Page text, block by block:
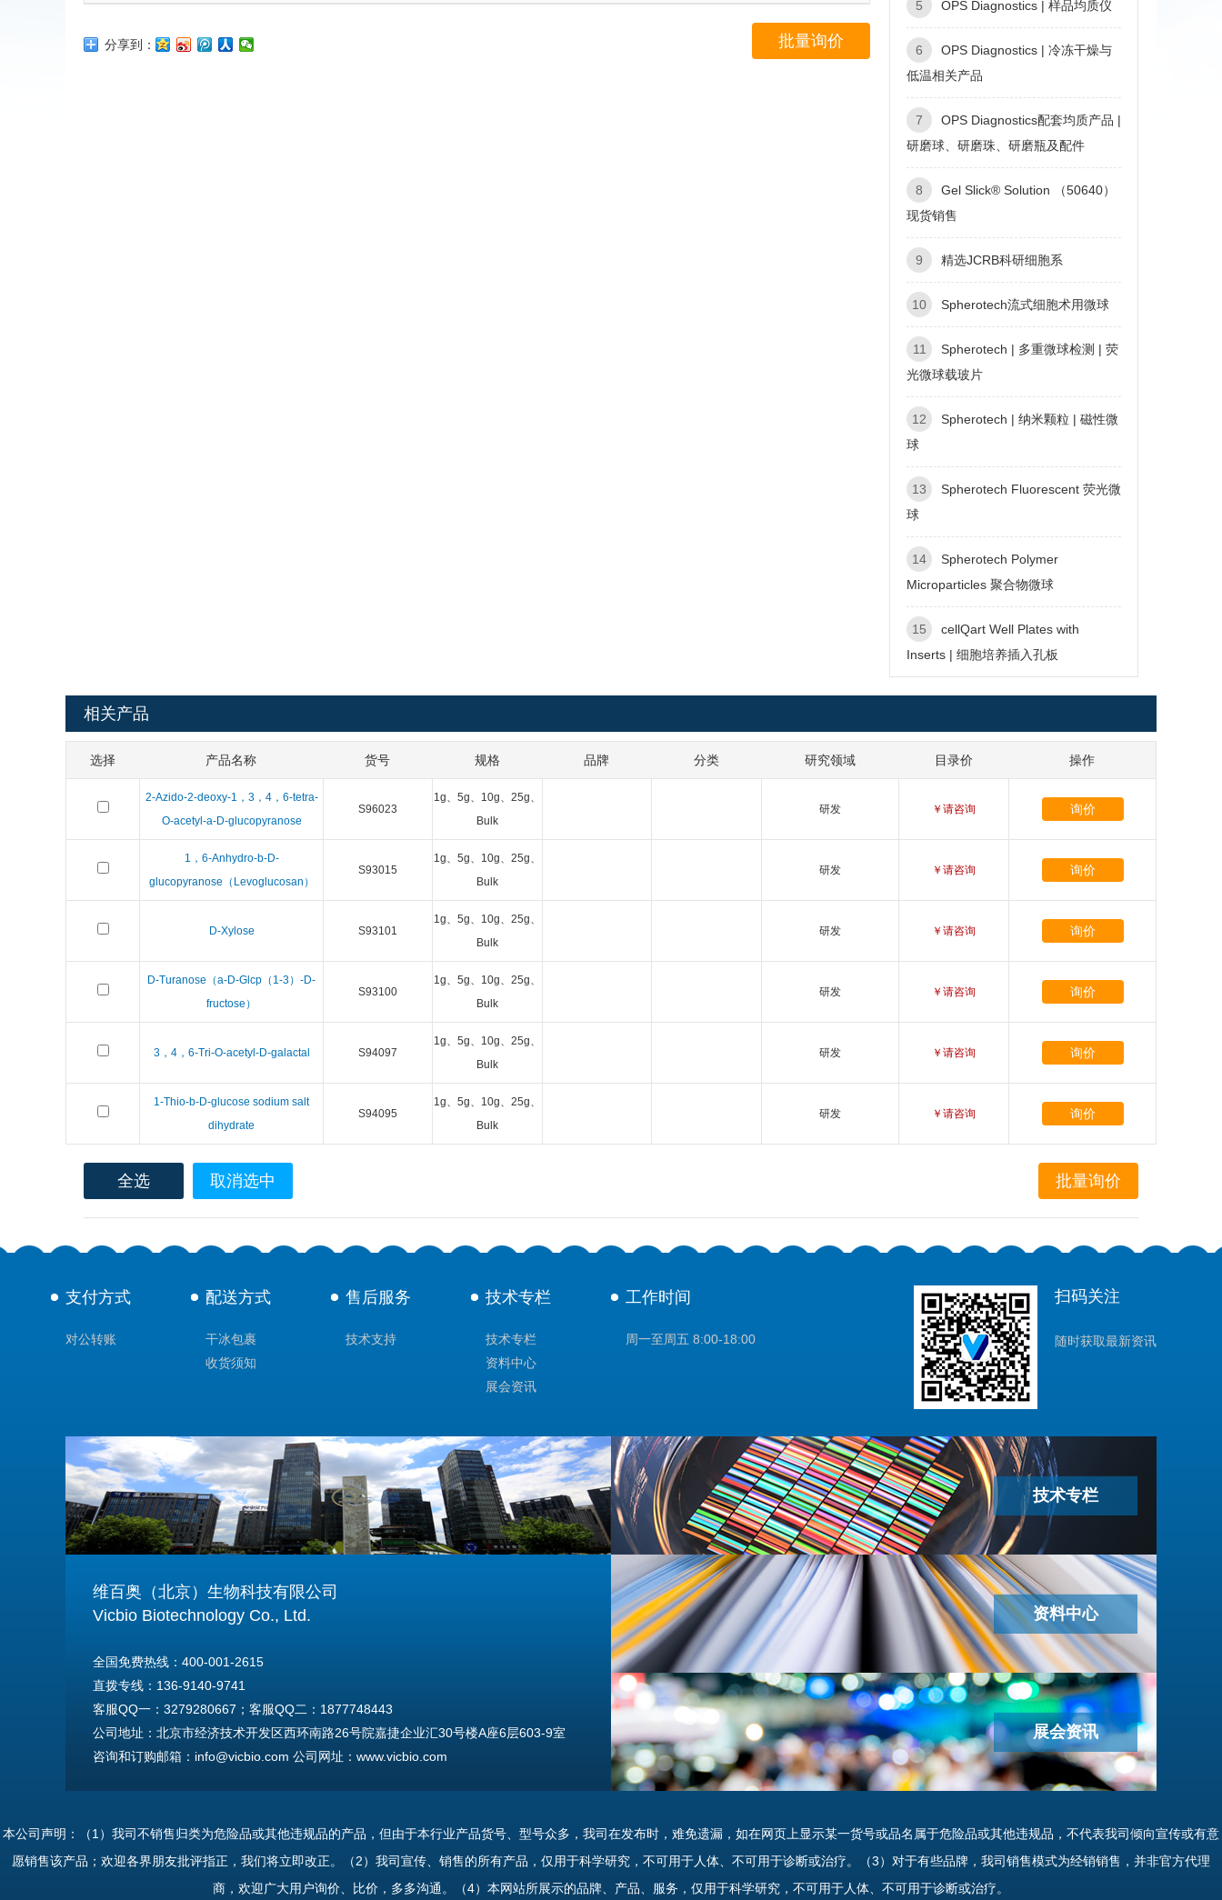
分享到： 批量询价
5 OPS Diagnostics | 样品均质仪
6
OPS Diagnostics | 冷冻干燥与
低温相关产品
7
OPS Diagnostics配套均质产品 |
研磨球、研磨珠、研磨瓶及配件
8
Gel Slick® Solution （50640）
现货销售
9 精选JCRB科研细胞系
10 Spherotech流式细胞术用微球
11
Spherotech | 多重微球检测 | 荧
光微球载玻片
12
Spherotech | 纳米颗粒 | 磁性微
球
13
Spherotech Fluorescent 荧光微
球
14
Spherotech Polymer
Microparticles 聚合物微球
15
cellQart Well Plates with
Inserts | 细胞培养插入孔板
相关产品
选择 产品名称 货号 规格 品牌 分类 研究领域 目录价 操作
2-Azido-2-deoxy-1，3，4，6-tetra-
O-acetyl-a-D-glucopyranose
S96023
1g、5g、10g、25g、
Bulk
研发 ￥请咨询 询价
1，6-Anhydro-b-D-
glucopyranose（Levoglucosan）
S93015
1g、5g、10g、25g、
Bulk
研发 ￥请咨询 询价
D-Xylose S93101
1g、5g、10g、25g、
Bulk
研发 ￥请咨询 询价
D-Turanose（a-D-Glcp（1-3）-D-
fructose）
S93100
1g、5g、10g、25g、
Bulk
研发 ￥请咨询 询价
3，4，6-Tri-O-acetyl-D-galactal S94097
1g、5g、10g、25g、
Bulk
研发 ￥请咨询 询价
1-Thio-b-D-glucose sodium salt
dihydrate
S94095
1g、5g、10g、25g、
Bulk
研发 ￥请咨询 询价
全选 取消选中
支付方式
对公转账
配送方式
干冰包裹
收货须知
售后服务
技术支持
技术专栏
技术专栏
资料中心
展会资讯
工作时间
周一至周五 8:00-18:00
扫码关注
随时获取最新资讯
维百奥（北京）生物科技有限公司
Vicbio Biotechnology Co., Ltd.
全国免费热线：400-001-2615
直拨专线：136-9140-9741
客服QQ一：3279280667；客服QQ二：1877748443
公司地址：北京市经济技术开发区西环南路26号院嘉捷企业汇30号楼A座6层603-9室
咨询和订购邮箱：info@vicbio.com 公司网址：www.vicbio.com
Tel: +86-13691409741
技术专栏
资料中心
展会资讯
本公司声明：（1）我司不销售归类为危险品或其他违规品的产品，但由于本行业产品货号、型号众多，我司在发布时，难免遗漏，如在网页上显示某一货号或品名属于危险品或其他违规品，不代表我司倾向宣传或有意
愿销售该产品；欢迎各界朋友批评指正，我们将立即改正。（2）我司宣传、销售的所有产品，仅用于科学研究，不可用于人体、不可用于诊断或治疗。（3）对于有些品牌，我司销售模式为经销销售，并非官方代理
商，欢迎广大用户询价、比价，多多沟通。（4）本网站所展示的品牌、产品、服务，仅用于科学研究，不可用于人体、不可用于诊断或治疗。